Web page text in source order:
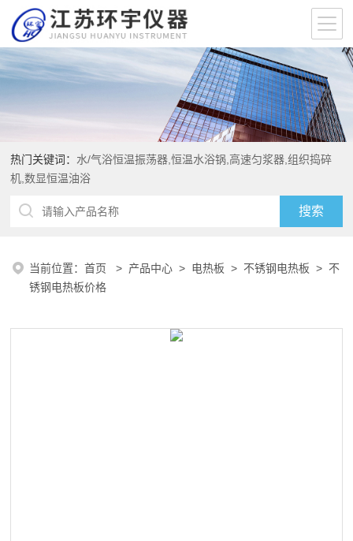
热门关键词： 水/气浴恒温振荡器,恒温水浴锅,高速匀浆器,组织捣碎
机,数显恒温油浴
当前位置：首页 > 产品中心 > 电热板 > 不锈钢电热板 > 不
锈钢电热板价格